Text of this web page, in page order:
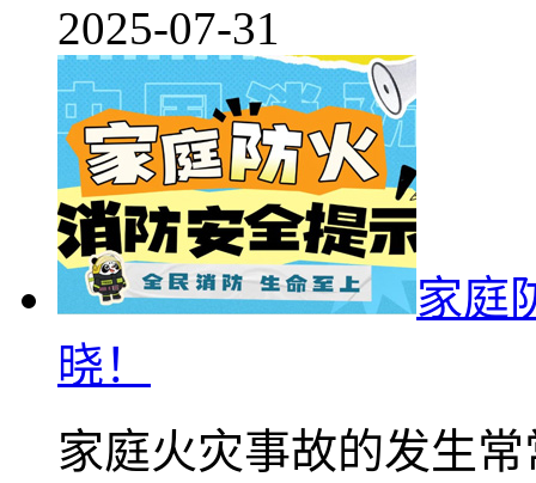
2025-07-31
家庭
晓！
家庭火灾事故的发生